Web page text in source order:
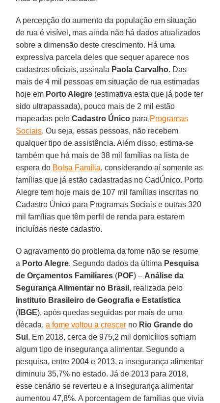
A percepção do aumento da população em situação
de rua é visível, mas ainda não há dados atualizados
sobre a dimensão deste crescimento. Há uma
expressiva parcela deles que sequer aparece nos
cadastros oficiais, assinala Paola Carvalho. Das
mais de 4 mil pessoas em situação de rua estimadas
hoje em Porto Alegre (estimativa esta que já pode ter
sido ultrapassada), pouco mais de 2 mil estão
mapeadas peloCadastro Único para Programas
Sociais. Ou seja, essas pessoas, não recebem
qualquer tipo de assistência. Além disso, estima-se
também que há mais de 38 mil famílias na lista de
espera do Bolsa Família, considerando aí somente as
famílias que já estão cadastradas no CadÚnico. Porto
Alegre tem hoje mais de 107 mil famílias inscritas no
Cadastro Único para Programas Sociais e outras 320
mil famílias que têm perfil de renda para estarem
incluídas neste cadastro.
O agravamento do problema da fome não se resume
a Porto Alegre. Segundo dados da última Pesquisa
de Orçamentos Familiares (POF) – Análise da
Segurança Alimentar no Brasil , realizada pelo
Instituto Brasileiro de Geografia e Estatística
( IBGE), após quedas seguidas por mais de uma
década,a fome voltou a crescer no Rio Grande do
Sul . Em 2018, cerca de 975,2 mil domicílios sofriam
algum tipo de insegurança alimentar. Segundo a
pesquisa, entre 2004 e 2013, a insegurança alimentar
diminuiu 35,7% no estado. Já de 2013 para 2018,
esse cenário se reverteu e a insegurança alimentar
aumentou 47,8%. A porcentagem de famílias que vivia